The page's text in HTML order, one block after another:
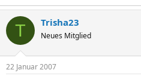
T Trisha23
Neues Mitglied
22 Januar 2007